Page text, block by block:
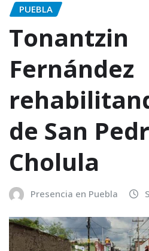
PUEBLA
Tonantzin
Fernández
de San
Cholula
Presencia en Puebla